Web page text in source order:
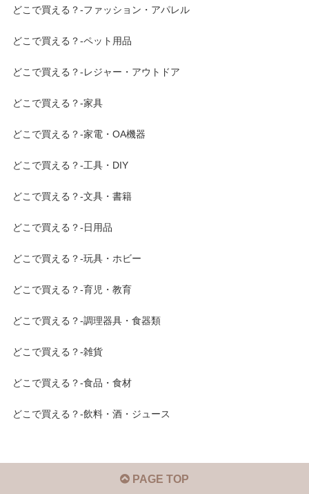
どこで買える？-ファッション・アパレル
どこで買える？-ペット用品
どこで買える？-レジャー・アウトドア
どこで買える？-家具
どこで買える？-家電・OA機器
どこで買える？-工具・DIY
どこで買える？-文具・書籍
どこで買える？-日用品
どこで買える？-玩具・ホビー
どこで買える？-育児・教育
どこで買える？-調理器具・食器類
どこで買える？-雑貨
どこで買える？-食品・食材
どこで買える？-飲料・酒・ジュース
PAGE TOP